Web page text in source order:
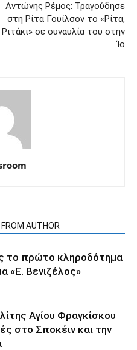
Αντώνης Ρέμος: Τραγούδησε
στη Ρίτα Γουίλσον το «Ρίτα,
Ριτάκι» σε συναυλία του στην
Ίο
FROM AUTHOR
το πρώτο κληροδότημα
«Ε. Βενιζέλος»
Αγίου Φραγκίσκου
στο Σποκέιν και την